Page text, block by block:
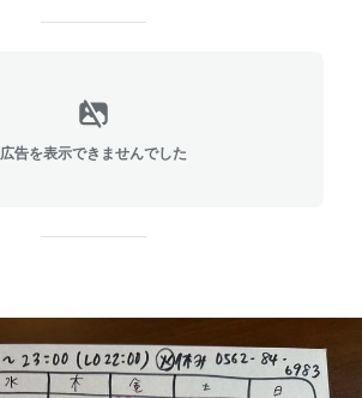
広告を表示できませんでした